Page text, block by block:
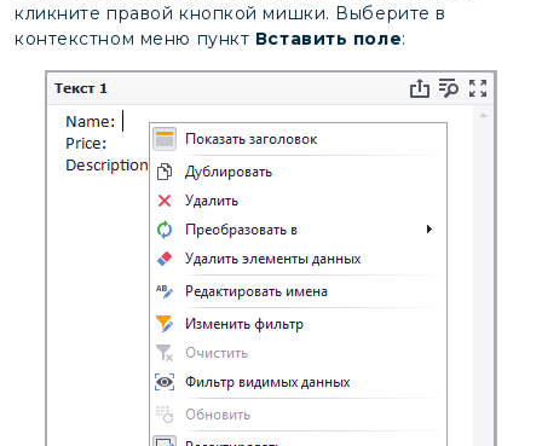
кликните правой кнопкой мишки. Выберите в
контекстном меню пункт Вставить поле: